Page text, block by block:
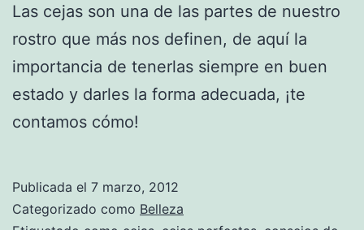
Las cejas son una de las partes de nuestro
rostro que más nos definen, de aquí la
importancia de tenerlas siempre en buen
estado y darles la forma adecuada, ¡te
contamos cómo!
Publicada el 7 marzo, 2012
Categorizado como Belleza